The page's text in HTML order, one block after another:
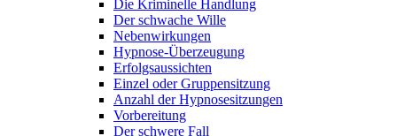
Die Kriminelle Handlung
Der schwache Wille
Nebenwirkungen
Hypnose-Überzeugung
Erfolgsaussichten
Einzel oder Gruppensitzung
Anzahl der Hypnosesitzungen
Vorbereitung
Der schwere Fall